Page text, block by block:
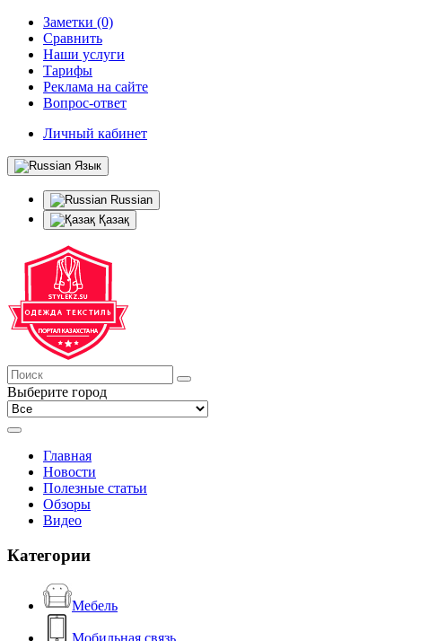
Заметки (0)
Сравнить
Наши услуги
Тарифы
Реклама на сайте
Вопрос-ответ
Личный кабинет
Язык
Russian
Қазақ
Выберите город
Главная
Новости
Полезные статьи
Обзоры
Видео
Категории
Мебель